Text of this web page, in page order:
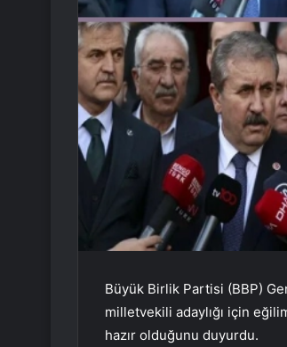
Büyük Birlik Partisi (BBP)
milletvekili adaylığı için
hazır olduğunu duyurdu.